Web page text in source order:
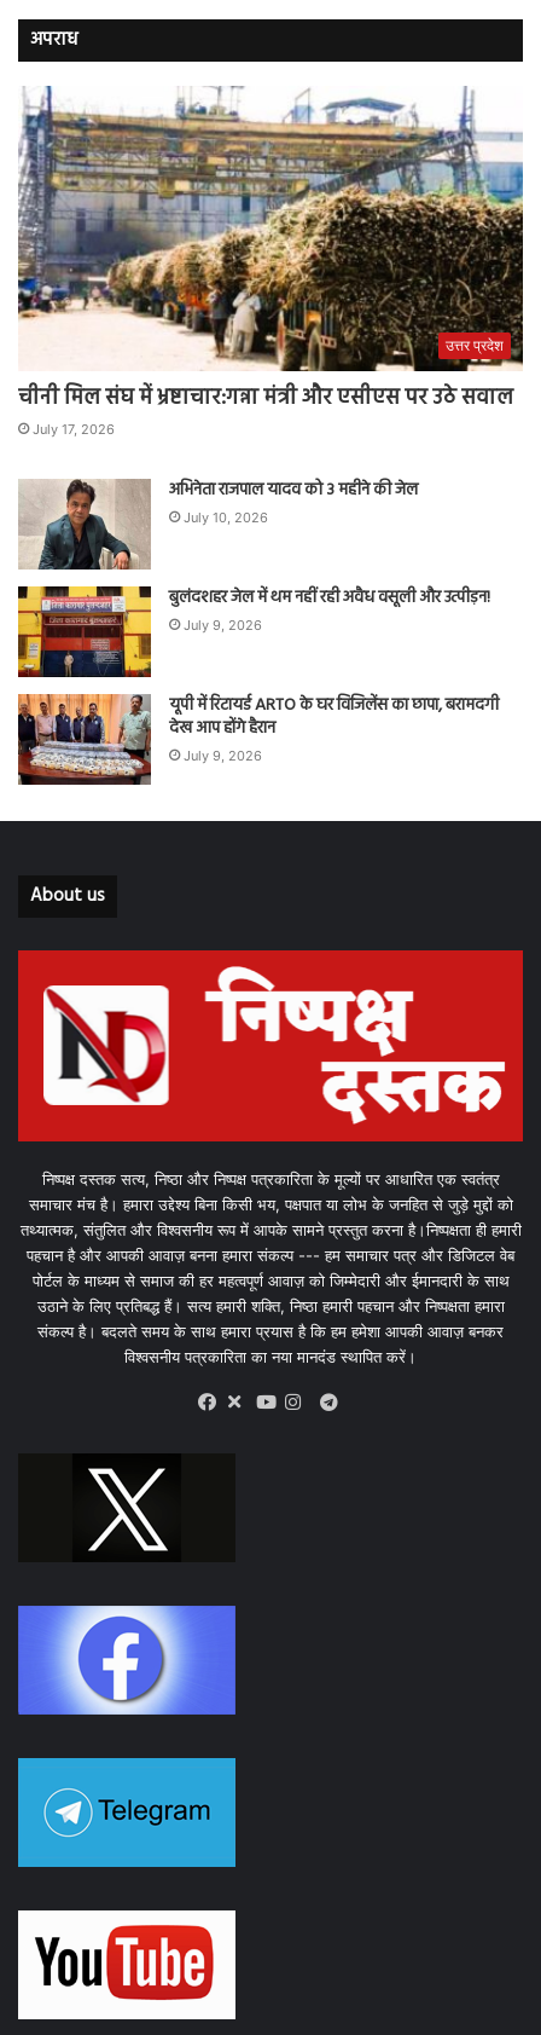
अपराध
उत्तर प्रदेश
चीनी मिल संघ में भ्रष्टाचार:गन्ना मंत्री और एसीएस पर उठे सवाल
July 17, 2026
अभिनेता राजपाल यादव को 3 महीने की जेल
July 10, 2026
बुलंदशहर जेल में थम नहीं रही अवैध वसूली और उत्पीड़न!
July 9, 2026
यूपी में रिटायर्ड ARTO के घर विजिलेंस का छापा, बरामदगी
देख आप होंगे हैरान
July 9, 2026
About us
निष्पक्ष दस्तक सत्य, निष्ठा और निष्पक्ष पत्रकारिता के मूल्यों पर आधारित एक स्वतंत्र
समाचार मंच है। हमारा उद्देश्य बिना किसी भय, पक्षपात या लोभ के जनहित से जुड़े मुद्दों को
तथ्यात्मक, संतुलित और विश्वसनीय रूप में आपके सामने प्रस्तुत करना है।निष्पक्षता ही हमारी
पहचान है और आपकी आवाज़ बनना हमारा संकल्प --- हम समाचार पत्र और डिजिटल वेब
पोर्टल के माध्यम से समाज की हर महत्वपूर्ण आवाज़ को जिम्मेदारी और ईमानदारी के साथ
उठाने के लिए प्रतिबद्ध हैं। सत्य हमारी शक्ति, निष्ठा हमारी पहचान और निष्पक्षता हमारा
संकल्प है। बदलते समय के साथ हमारा प्रयास है कि हम हमेशा आपकी आवाज़ बनकर
विश्वसनीय पत्रकारिता का नया मानदंड स्थापित करें।
X
Telegram